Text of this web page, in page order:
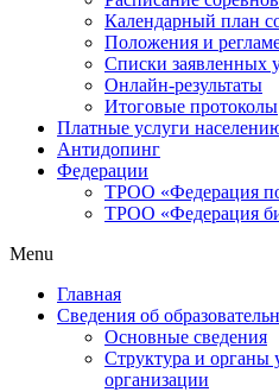
Календарный план
Положения и
Списки заявленных
Онлайн-результаты
Итоговые протоколы
Платные услуги
Антидопинг
Федерации
ТРОО «Федерация
ТРОО «Федерация
Menu
Главная
Сведения об
Основные сведения
Структура и органы
организации